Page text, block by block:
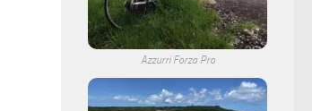
Azzurri Forza Pro